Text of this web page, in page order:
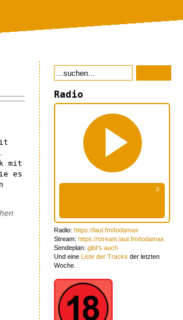
mit
es
Radio
Radio: https://laut.fm/todamax
Stream: https://stream.laut.fm/todamax
Sendeplan: gibt's auch
Und eine Liste der Tracks der letzten
Woche.